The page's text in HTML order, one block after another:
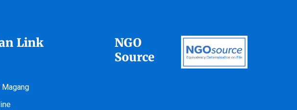
Link
Magang
NGO
Source